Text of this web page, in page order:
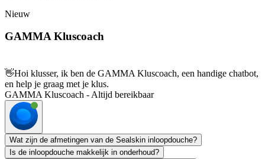
Nieuw
GAMMA Kluscoach
👋Hoi klusser, ik ben de GAMMA Kluscoach, een handige chatbot,
en help je graag met je klus.
GAMMA Kluscoach - Altijd bereikbaar
Wat zijn de afmetingen van de Sealskin inloopdouche?
Is de inloopdouche makkelijk in onderhoud?